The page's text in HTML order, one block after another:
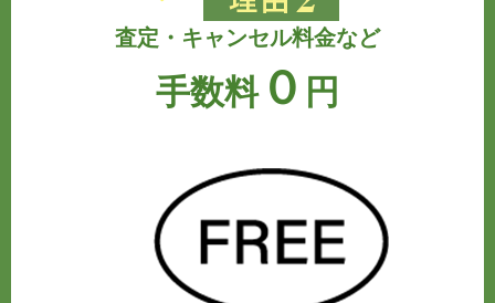
査定・キャンセル料金など
手数料０ 円